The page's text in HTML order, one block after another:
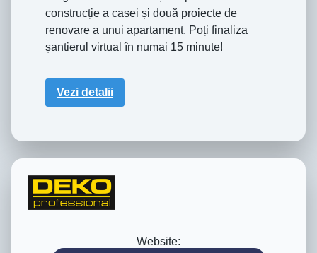
construcție a casei și două proiecte de
renovare a unui apartament. Poți finaliza
șantierul virtual în numai 15 minute!
Vezi detalii
Website: